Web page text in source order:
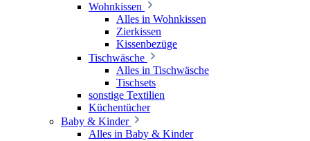
Wohnkissen
Alles in Wohnkissen
Zierkissen
Kissenbezüge
Tischwäsche
Alles in Tischwäsche
Tischsets
sonstige Textilien
Küchentücher
Baby & Kinder
Alles in Baby & Kinder